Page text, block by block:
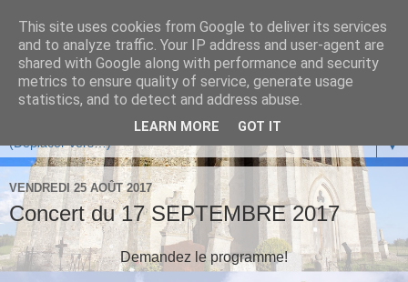
▼
VENDREDI 25 AOÛT 2017
Concert du 17 SEPTEMBRE 2017
Demandez le programme!
This site uses cookies from Google to deliver its services
and to analyze traffic. Your IP address and user-agent are
shared with Google along with performance and security
metrics to ensure quality of service, generate usage
statistics, and to detect and address abuse.
LEARN MORE GOT IT